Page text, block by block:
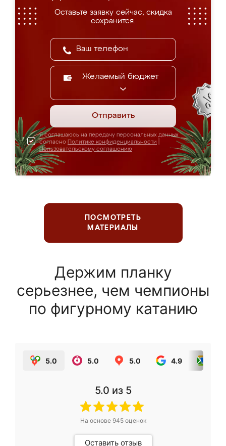
Оставьте заявку сейчас, скидка
сохранится.
Желаемый бюджет
Отправить
Я соглашаюсь на передачу персональных данных
согласно Политике конфиденциальности
Пользовательскому соглашению
ПОСМОТРЕТЬ
МАТЕРИАЛЫ
Держим планку
серьезнее, чем чемпионы
по фигурному катанию
5.0 5.0 5.0 4.9
5.0 из 5
На основе 945оценок
Оставить отзыв